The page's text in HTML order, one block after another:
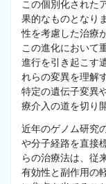
この個別化された
果的なものとなり
性を考慮した治療
この進化において
進行を引き起こす
れらの変異を理解
特定の遺伝子変異
療介入の道を切り
近年のゲノム研究
や分子経路を直接
らの治療法は、従
有効性と副作用の